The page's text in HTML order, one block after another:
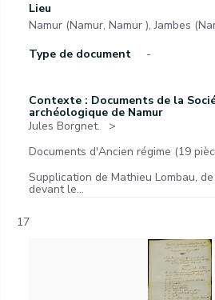
Lieu
Namur (Namur, Namur ), Jambes
Type de document
-
Contexte : Documents de la
archéologique de Namur
Jules Borgnet.
Documents d'Ancien régime (19
Supplication de Mathieu Lombau, de
devant le...
17